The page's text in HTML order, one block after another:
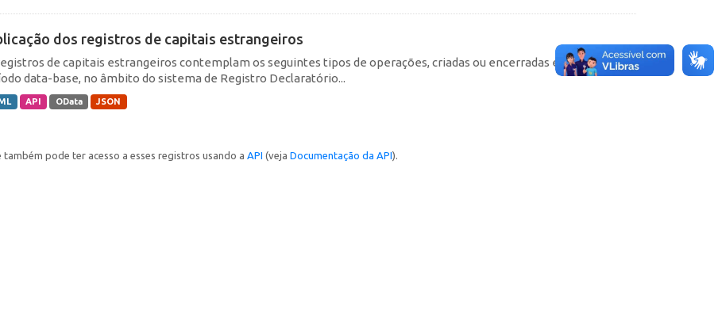
dos registros de capitais estrangeiros
de capitais estrangeiros contemplam os seguintes tipos de operações, criadas ou encerradas em cada
data-base, no âmbito do sistema de Registro Declaratório...
API OData JSON
também pode ter acesso a esses registros usando a API (veja Documentação da API).